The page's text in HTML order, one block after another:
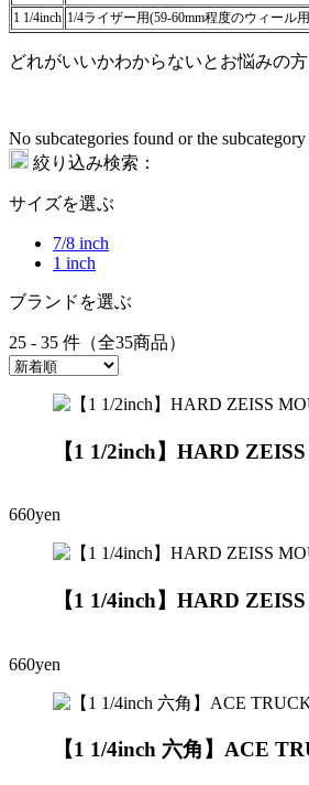
1 1/4inch 1/4ライザー用(59-60mm程度のウィール
どれがいいかわからないとお悩みの
No subcategories found or the
絞り込み検索：
サイズを選ぶ
7/8 inch
1 inch
ブランドを選ぶ
25 - 35 件（全35商品）
【1 1/2inch】HARD
660yen
【1 1/4inch】HARD
660yen
【1 1/4inch 六角】ACE